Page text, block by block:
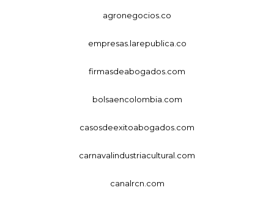
agronegocios.co
empresas.larepublica.co
firmasdeabogados.com
bolsaencolombia.com
casosdeexitoabogados.com
carnavalindustriacultural.com
canalrcn.com